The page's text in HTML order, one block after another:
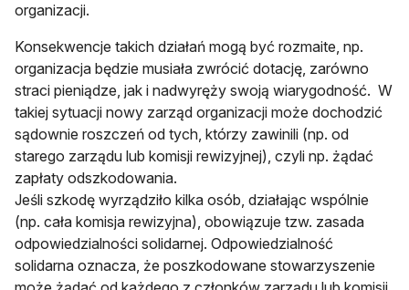
organizacji.
Konsekwencje takich działań mogą być rozmaite, np.
organizacja będzie musiała zwrócić dotację, zarówno
straci pieniądze, jak i nadwyręży swoją wiarygodność. W
takiej sytuacji nowy zarząd organizacji może dochodzić
sądownie roszczeń od tych, którzy zawinili (np. od
starego zarządu lub komisji rewizyjnej), czyli np. żądać
zapłaty odszkodowania.
Jeśli szkodę wyrządziło kilka osób, działając wspólnie
(np. cała komisja rewizyjna), obowiązuje tzw. zasada
odpowiedzialności solidarnej. Odpowiedzialność
solidarna oznacza, że poszkodowane stowarzyszenie